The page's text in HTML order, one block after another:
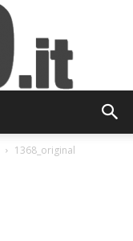
1368_original